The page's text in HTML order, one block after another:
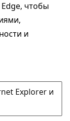
чтобы
и
Explorer и